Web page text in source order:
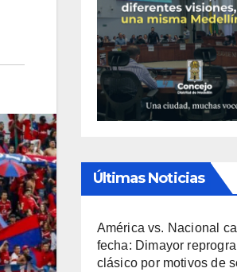
Últimas Noticias
América vs. Nacional
fecha: Dimayor
clásico por motivos de